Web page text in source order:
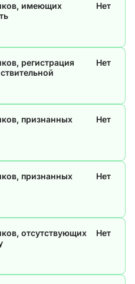
имеющих
Нет
регистрация
Нет
признанных
Нет
признанных
Нет
отсутствующих
Нет